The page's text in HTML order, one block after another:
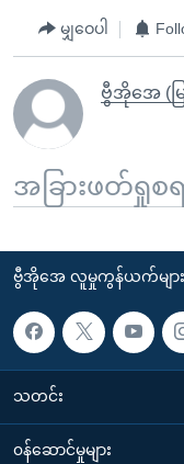
မျှဝေပါ
ဗွီအိုအေ (မ
အခြားဖတ်ရှုစရ
ဗွီအိုအေ လူမှုကွန်ယက်များ
သတင်း
၀န်ဆောင်မှုများ